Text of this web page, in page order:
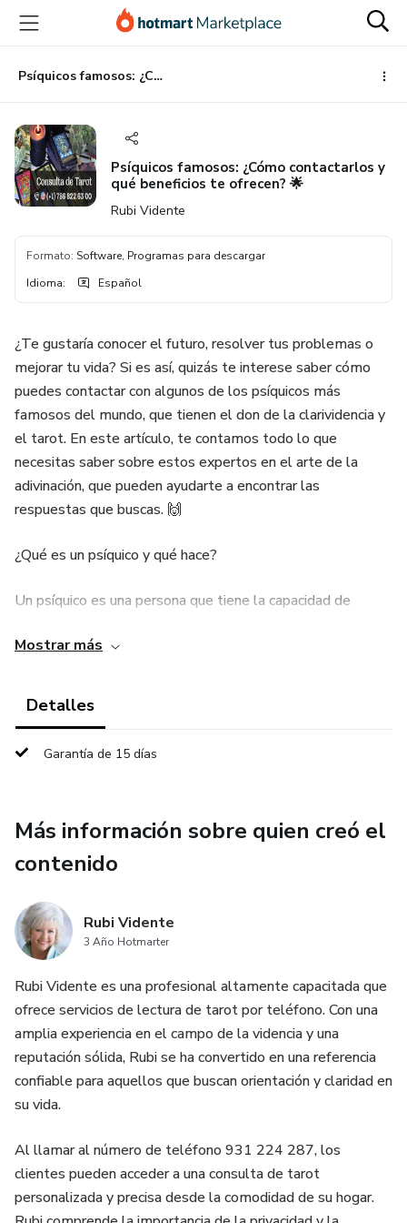
principal
página
de
página
Psíquicos famosos: ¿Cómo contactarlos y qué beneficios te ofrecen? 🌟
Psíquicos famosos: ¿Cómo contactarlos y
qué beneficios te ofrecen? 🌟
Rubi Vidente
Formato: Software, Programas para descargar
Idioma: Español
¿Te gustaría conocer el futuro, resolver tus problemas o
mejorar tu vida? Si es así, quizás te interese saber cómo
puedes contactar con algunos de los psíquicos más
famosos del mundo, que tienen el don de la clarividencia y
el tarot. En este artículo, te contamos todo lo que
necesitas saber sobre estos expertos en el arte de la
adivinación, que pueden ayudarte a encontrar las
respuestas que buscas. 🙌
¿Qué es un psíquico y qué hace?
Un psíquico es una persona que tiene la capacidad de
normales, mediante la intuición o la conexión con el plano
acceder a esta información, como la lectura de las cartas
videncia o el contacto con los ángeles o los guías
y profesional sobre diversos aspectos de tu vida, como el
amor, el trabajo, la salud, el dinero o el destino. Un psíquico
futuro, a descubrir tu propósito de vida, a sanar tus heridas
emocionales, a liberarte de bloqueos o miedos, a tomar
decisiones acertadas, a atraer la abundancia y la felicidad, y
mucho más. 💫
¿Quiénes son los psíquicos más famosos del mundo?
Existen muchos psíquicos reconocidos a nivel mundial por
sus aciertos y sus predicciones. Algunos de ellos son:
XVI, que escribió un libro de profecías llamado “Las
Centurias”, donde se dice que predijo eventos históricos
como la Revolución Francesa, las dos guerras mundiales, el
Mostrar más
Detalles
Garantía de 15 días
Más información sobre quien creó el
contenido
Rubi Vidente
3 Año Hotmarter
Rubi Vidente es una profesional altamente capacitada que
ofrece servicios de lectura de tarot por teléfono. Con una
amplia experiencia en el campo de la videncia y una
reputación sólida, Rubi se ha convertido en una referencia
confiable para aquellos que buscan orientación y claridad en
su vida.
Al llamar al número de teléfono 931 224 287, los
clientes pueden acceder a una consulta de tarot
personalizada y precisa desde la comodidad de su hogar.